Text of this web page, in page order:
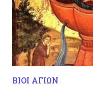
ΒΙΟΙ ΑΓΙΩΝ